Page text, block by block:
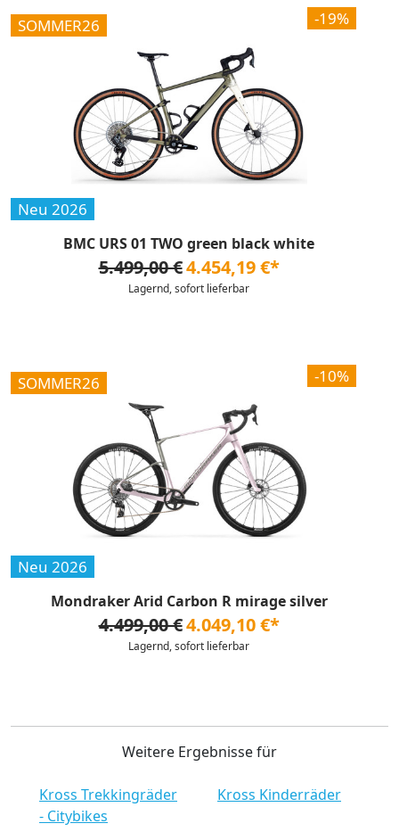
-19%
SOMMER26
Neu 2026
BMC URS 01 TWO green black white
5.499,00 €4.454,19 €*
Lagernd, sofort lieferbar
-10%
SOMMER26
Neu 2026
Mondraker Arid Carbon R mirage silver
4.499,00 €4.049,10 €*
Lagernd, sofort lieferbar
Weitere Ergebnisse für
Kross Trekkingräder
- Citybikes
Kross Kinderräder